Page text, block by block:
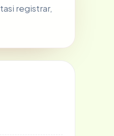
registrar,